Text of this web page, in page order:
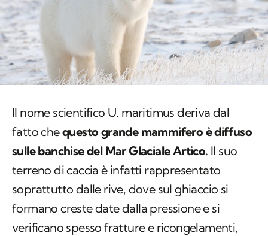
Il nome scientifico U. maritimus deriva dal
fatto chequesto grande mammifero è diffuso
sulle banchise del Mar Glaciale Artico. Il suo
terreno di caccia è infatti rappresentato
soprattutto dalle rive, dove sul ghiaccio si
formano creste date dalla pressione e si
verificano spesso fratture e ricongelamenti,